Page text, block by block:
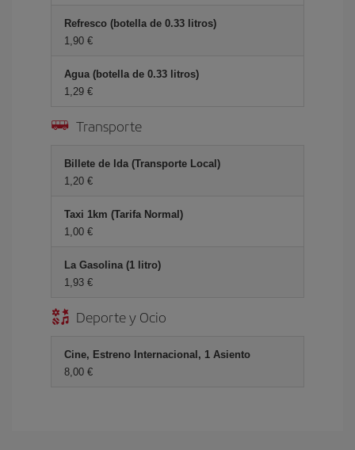
Refresco (botella de 0.33 litros)
1,90 €
Agua (botella de 0.33 litros)
1,29 €
Transporte
Billete de Ida (Transporte Local)
1,20 €
Taxi 1km (Tarifa Normal)
1,00 €
La Gasolina (1 litro)
1,93 €
Deporte y Ocio
Cine, Estreno Internacional, 1 Asiento
8,00 €